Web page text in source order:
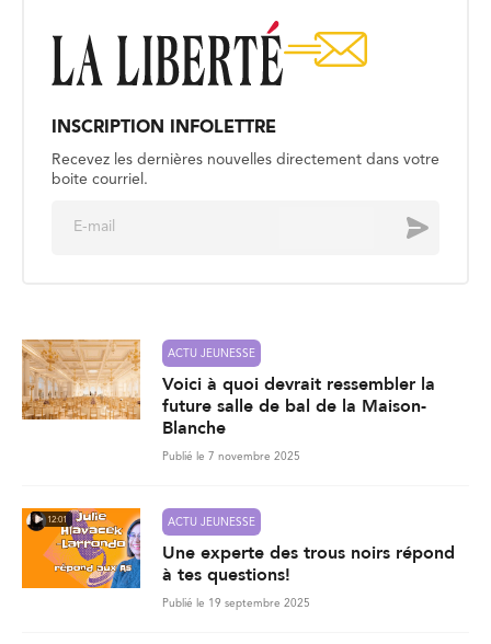
INSCRIPTION INFOLETTRE
Recevez les dernières nouvelles directement dans votre
boite courriel.
Envoyer
ACTU JEUNESSE
Voici à quoi devrait ressembler la
future salle de bal de la Maison-
Blanche
Publié le 7 novembre 2025
12:01 ACTU JEUNESSE
Une experte des trous noirs répond
à tes questions!
Publié le 19 septembre 2025